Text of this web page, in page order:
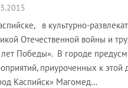
в культурно-
Отечественной войны и
Победы». В городе
приуроченных к этой
Каспийск» Магомед…